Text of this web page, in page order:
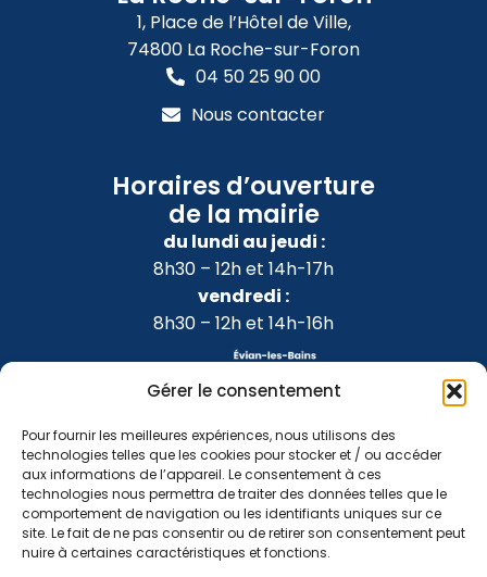
Gérer le consentement
Pour fournir les meilleures expériences, nous utilisons des
technologies telles que les cookies pour stocker et / ou accéder
aux informations de l’appareil. Le consentement à ces
technologies nous permettra de traiter des données telles que le
comportement de navigation ou les identifiants uniques sur ce
site. Le fait de ne pas consentir ou de retirer son consentement peut
nuire à certaines caractéristiques et fonctions.
1, Place de l’Hôtel de Ville,
74800 La Roche-sur-Foron
04 50 25 90 00
Nous contacter
Horaires d’ouverture
de la mairie
du lundi au jeudi :
8h30 – 12h et 14h-17h
vendredi :
8h30 – 12h et 14h-16h